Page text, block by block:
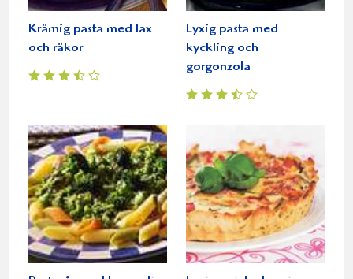
Krämig pasta med lax
och räkor
Lyxig pasta med
kyckling och
gorgonzola